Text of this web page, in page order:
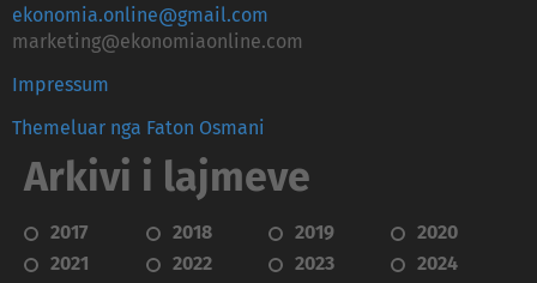
ekonomia.online@gmail.com
marketing@ekonomiaonline.com
Impressum
Themeluar nga Faton Osmani
Arkivi i lajmeve
2017 2018 2019
2020
2021
2022 2023
2024